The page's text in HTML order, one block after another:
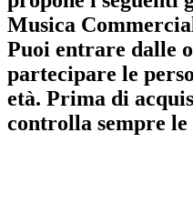
Musica
Puoi entrare dalle
partecipare le
età. Prima di
controlla sempre